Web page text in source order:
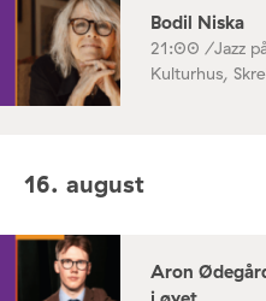
Bodil Niska
21:00 /Jazz
Kulturhus,
16. august
Aron